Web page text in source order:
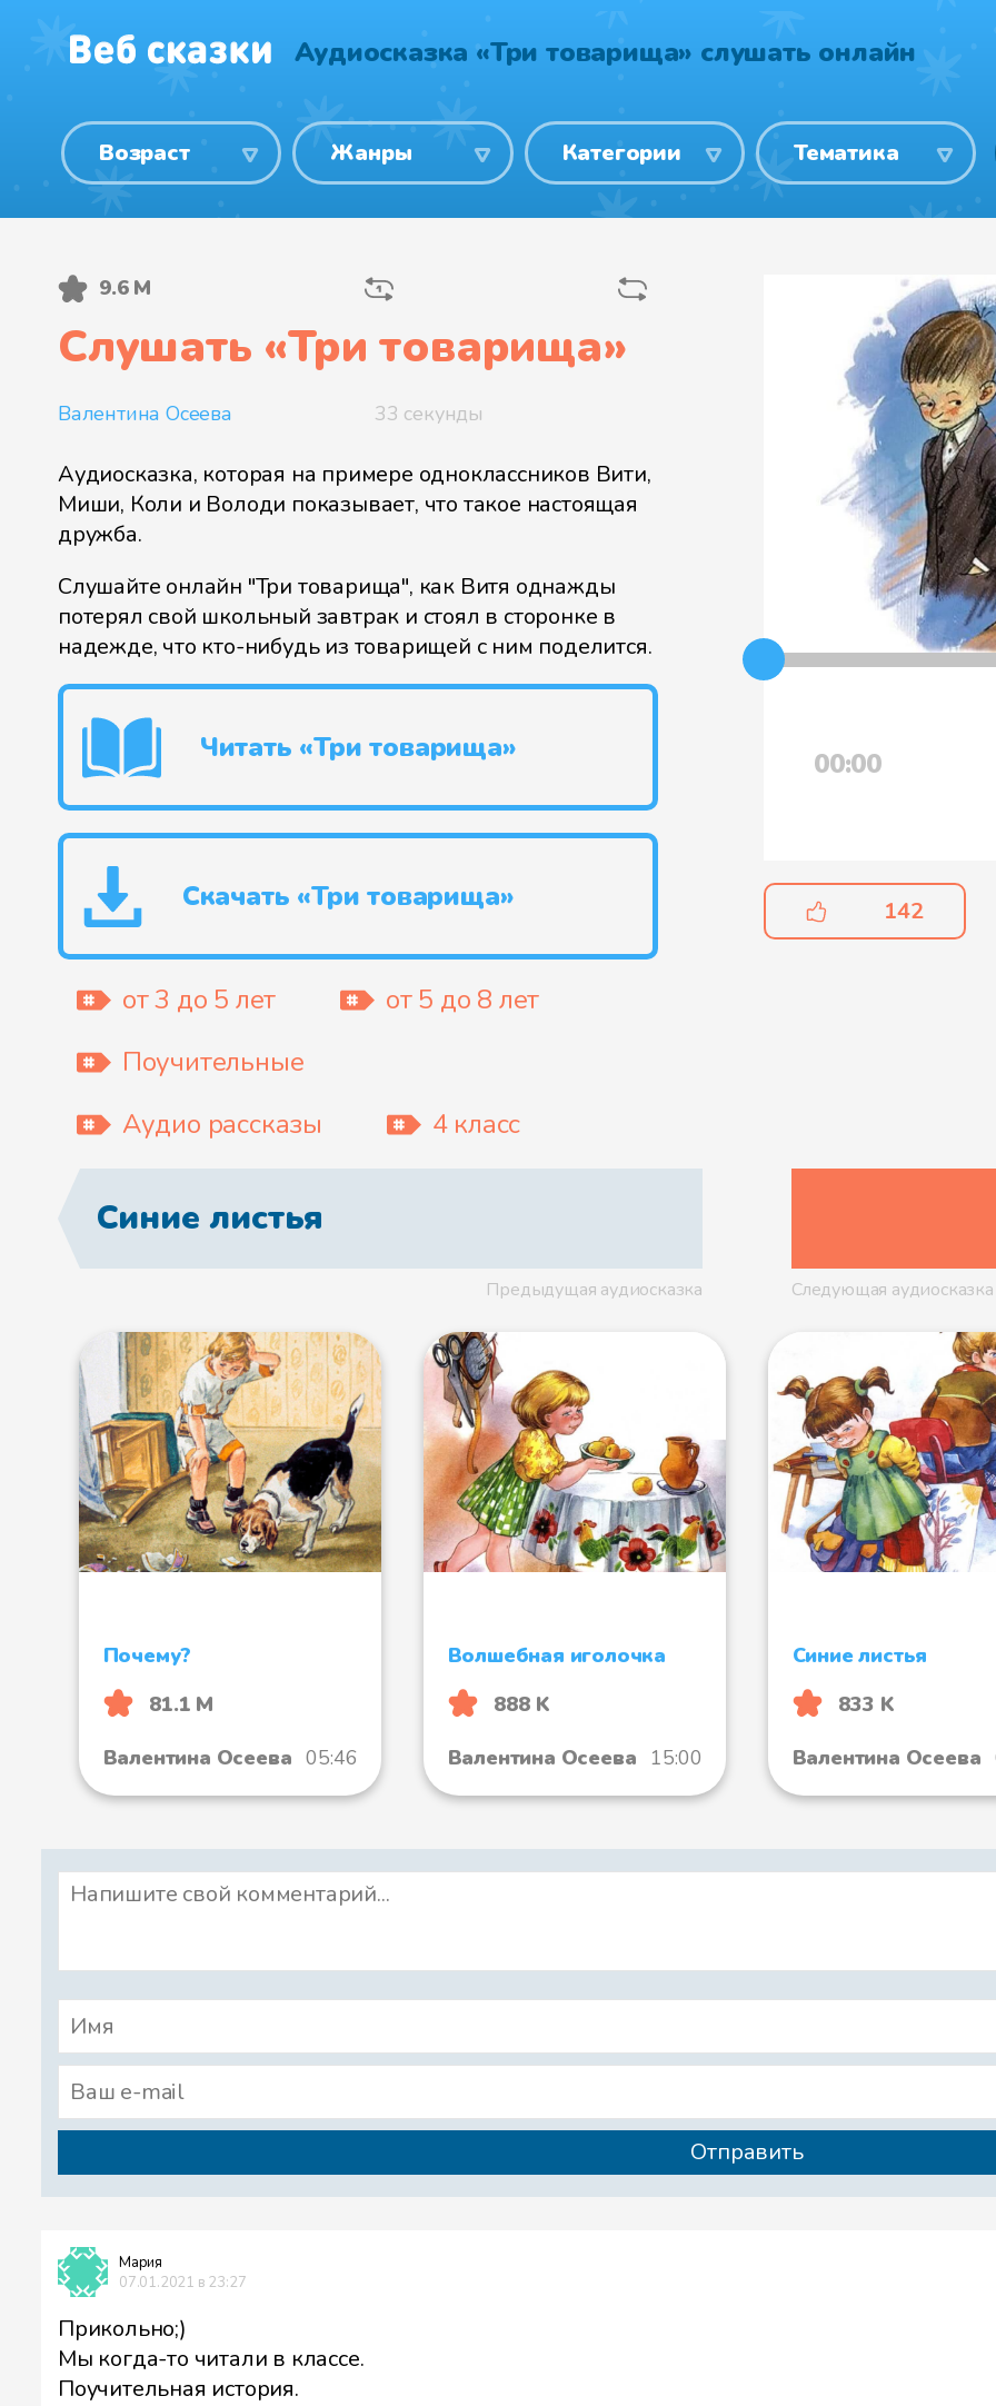
Аудиосказка «Три товарища» слушать онлайн
Возраст Жанры Категории Тематика
00:00
142
9.6 М
Слушать «Три товарища»
Валентина Осеева 33 секунды
Аудиосказка, которая на примере одноклассников Вити,
Миши, Коли и Володи показывает, что такое настоящая
дружба.
Слушайте онлайн "Три товарища", как Витя однажды
потерял свой школьный завтрак и стоял в сторонке в
надежде, что кто-нибудь из товарищей с ним поделится.
Читать «Три товарища»
Скачать «Три товарища»
от 3 до 5 лет
от 5 до 8 лет
Поучительные
Аудио рассказы
4 класс
Следующая аудиосказка
Синие листья
Предыдущая аудиосказка
Почему?
81.1 М
Валентина Осеева 05:46
Волшебная иголочка
888 K
Валентина Осеева 15:00
Синие листья
833 K
Валентина Осеева
Мария
07.01.2021 в 23:27
Прикольно;)
Мы когда-то читали в классе.
Поучительная история.